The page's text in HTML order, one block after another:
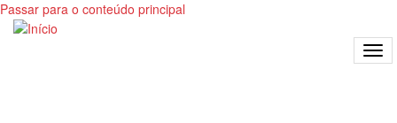
Passar para o conteúdo principal